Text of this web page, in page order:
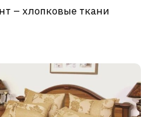
– хлопковые ткани